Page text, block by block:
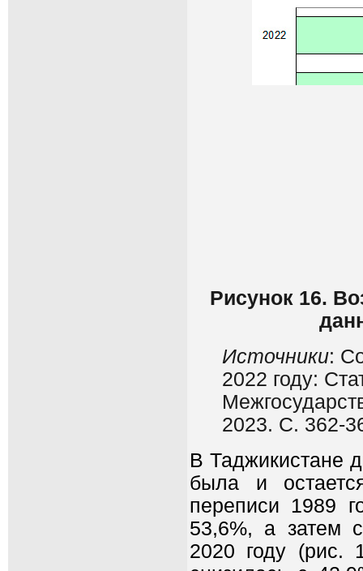
Рисунок 16.
Источники:
2022 году:
2023. С. 362-
В Таджикистане
была и
переписи 1989
53,6%, а затем
2020 году (рис.